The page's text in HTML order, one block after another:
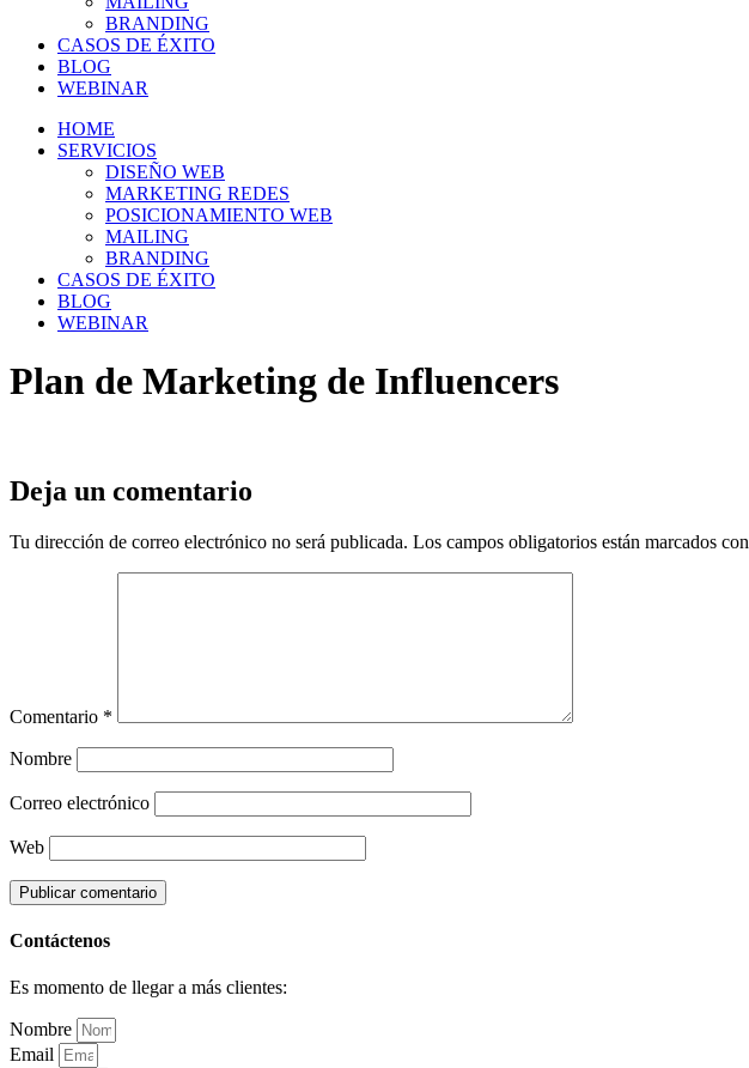
BRANDING
CASOS DE ÉXITO
BLOG
WEBINAR
HOME
SERVICIOS
DISEÑO WEB
MARKETING REDES
POSICIONAMIENTO WEB
MAILING
BRANDING
CASOS DE ÉXITO
BLOG
WEBINAR
Plan de Marketing de Influencers
Deja un comentario
Tu dirección de correo electrónico no será publicada. Los campos obligatorios están marcados con
Comentario *
Nombre
Correo electrónico
Web
Contáctenos
Es momento de llegar a más clientes:
Nombre
Email